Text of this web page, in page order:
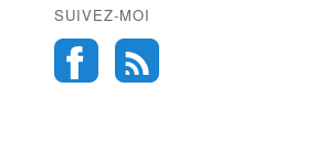
SUIVEZ-MOI